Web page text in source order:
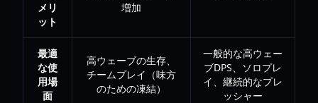
メリ
ット
増加
最適
な使
用場
面
高ウェーブの生存、
チームプレイ（味方
のための凍結）
一般的な高ウェー
ブDPS、ソロプレ
イ、継続的なプレ
ッシャー